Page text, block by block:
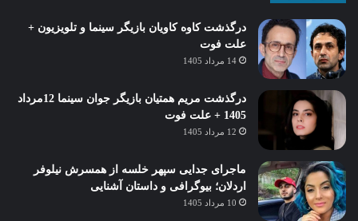
درگذشت کاوه کاویان بازیگر سینما و تلویزیون +
علت فوت
14 مرداد 1405
درگذشت مریم همتیان بازیگر جوان سینما 12مرداد
1405 + علت فوت
12 مرداد 1405
ماجرای جدایی سپهر خلسه از همسرش نیلوفر
اردلان؛ بیوگرافی و داستان آشنایی
10 مرداد 1405